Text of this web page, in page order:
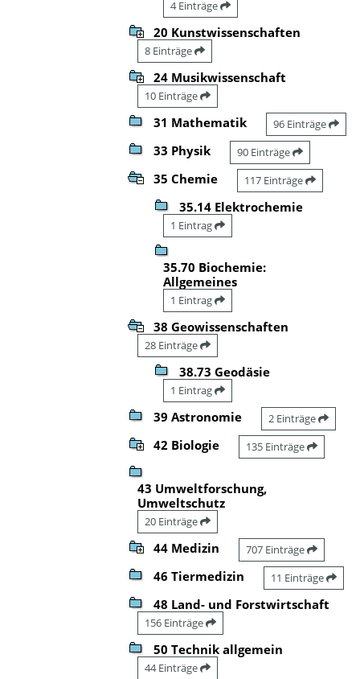
4 Einträge
20 Kunstwissenschaften
8 Einträge
24 Musikwissenschaft
10 Einträge
31 Mathematik 96 Einträge
33 Physik 90 Einträge
35 Chemie 117 Einträge
35.14 Elektrochemie
1 Eintrag
35.70 Biochemie:
Allgemeines
1 Eintrag
38 Geowissenschaften
28 Einträge
38.73 Geodäsie
1 Eintrag
39 Astronomie 2 Einträge
42 Biologie 135 Einträge
43 Umweltforschung,
Umweltschutz
20 Einträge
44 Medizin 707 Einträge
46 Tiermedizin 11 Einträge
48 Land- und Forstwirtschaft
156 Einträge
50 Technik allgemein
44 Einträge